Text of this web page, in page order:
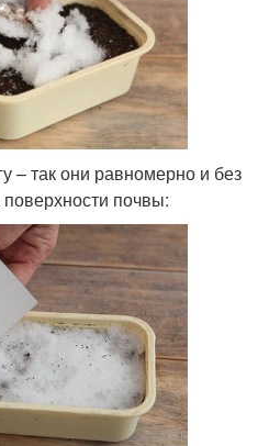
– так они равномерно и без
почвы: